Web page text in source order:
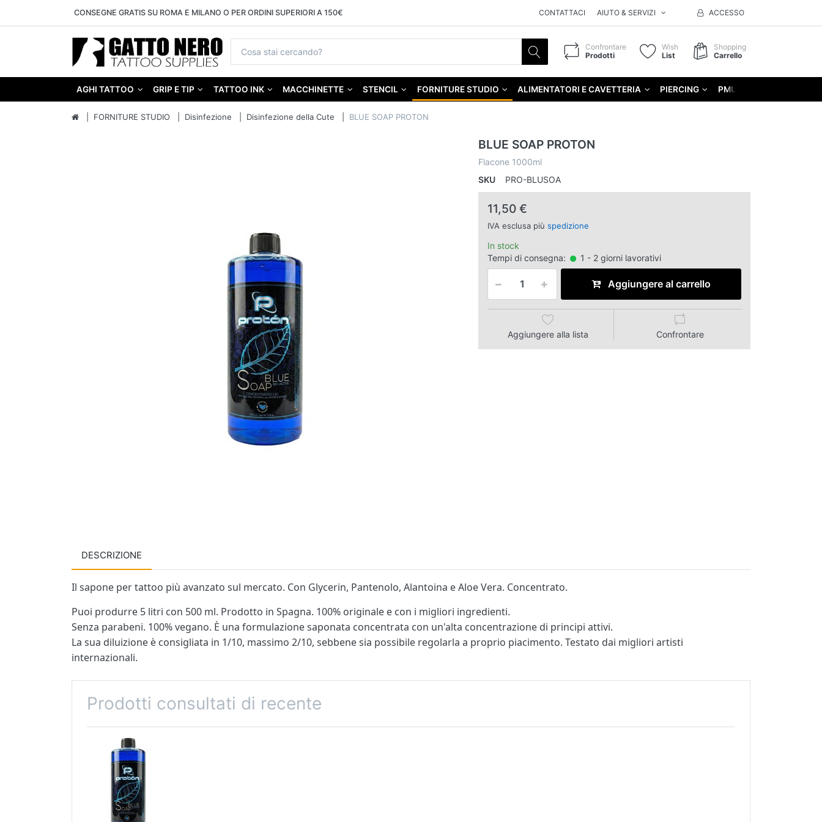
CONSEGNE GRATIS SU ROMA E MILANO O PER ORDINI SUPERIORI A 150€ CONTATTACI AIUTO & SERVIZI ACCESSO
Confrontare
Prodotti
Wish
List
Shopping
Carrello
AGHI TATTOO GRIP E TIP TATTOO INK MACCHINETTE STENCIL FORNITURE STUDIO ALIMENTATORI E CAVETTERIA PIERCING PMU
FORNITURE STUDIO Disinfezione Disinfezione della Cute BLUE SOAP PROTON
BLUE SOAP PROTON
Flacone 1000ml
SKU
PRO-BLUSOA
11,50 €
IVA esclusa più spedizione
In stock
Tempi di consegna:
1 - 2 giorni lavorativi
Aggiungere al carrello
Aggiungere alla lista Confrontare
DESCRIZIONE
Il sapone per tattoo più avanzato sul mercato. Con Glycerin, Pantenolo, Alantoina e Aloe Vera. Concentrato.
Puoi produrre 5 litri con 500 ml. Prodotto in Spagna. 100% originale e con i migliori ingredienti.
Senza parabeni. 100% vegano. È una formulazione saponata concentrata con un'alta concentrazione di principi attivi.
La sua diluizione è consigliata in 1/10, massimo 2/10, sebbene sia possibile regolarla a proprio piacimento. Testato dai migliori artisti
internazionali.
Prodotti consultati di recente